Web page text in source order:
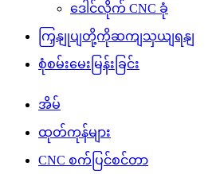
ဒေါင်လိုက် CNC ခုံ
ကြှနျုပျတို့ကိုဆကျသှယျရနျ
စုံစမ်းမေးမြန်းခြင်း
အိမ်
ထုတ်ကုန်များ
CNC စက်ပြင်စင်တာ